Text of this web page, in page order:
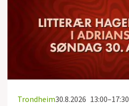
Trondheim30.8.2026 13:00–17:30